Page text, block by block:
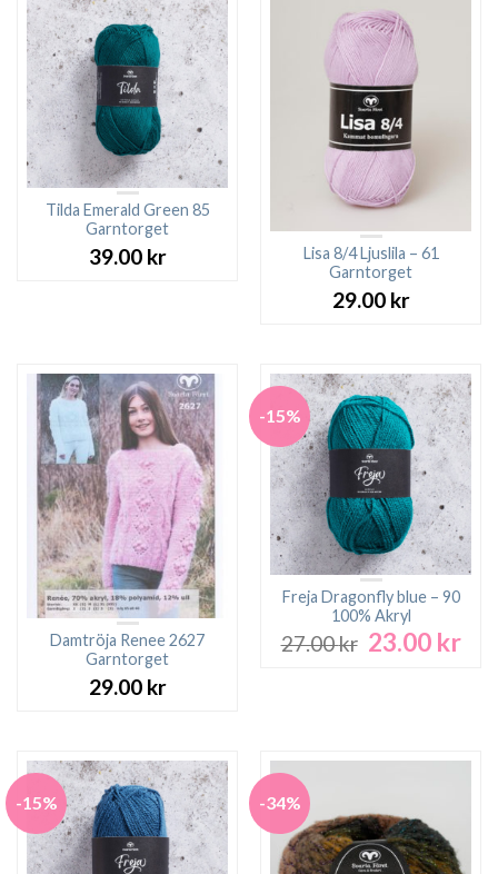
Tilda Emerald Green 85
Garntorget
39.00 kr
Lisa 8/4 Ljuslila – 61
Garntorget
29.00 kr
Damtröja Renee 2627
Garntorget
29.00 kr
-15%
Freja Dragonfly blue – 90
100% Akryl
27.00kr Det
23.00 krDet
-15% -34%